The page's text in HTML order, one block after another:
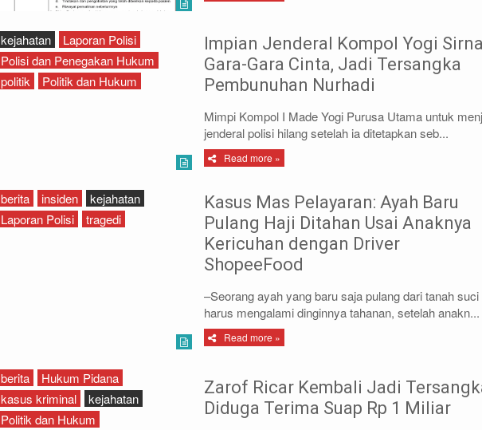
Impian Jenderal Kompol Yogi Sirna
Gara-Gara Cinta, Jadi Tersangka
Pembunuhan Nurhadi
Mimpi Kompol I Made Yogi Purusa Utama untuk
jenderal polisi hilang setelah ia ditetapkan seb...
Read more »
kejahatan
Laporan Polisi
Polisi dan Penegakan Hukum
politik
Politik dan Hukum
Kasus Mas Pelayaran: Ayah Baru
Pulang Haji Ditahan Usai Anaknya
Kericuhan dengan Driver
ShopeeFood
–Seorang ayah yang baru saja pulang dari tanah suci
harus mengalami dinginnya tahanan, setelah anakn...
Read more »
berita insiden
kejahatan
Laporan Polisi
tragedi
Zarof Ricar Kembali Jadi
Diduga Terima Suap Rp 1 Miliar
berita
Hukum Pidana
kasus kriminal
kejahatan
Politik dan Hukum